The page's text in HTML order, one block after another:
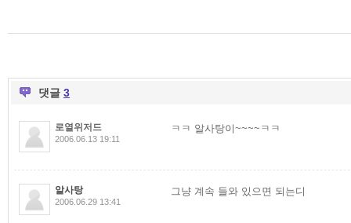
댓글 3
로열위저드
2006.06.13 19:11
ㅋㅋ 알사탕이~~~~ㅋㅋ
알사탕
2006.06.29 13:41
그냥 계속 들와 있으면 되는디